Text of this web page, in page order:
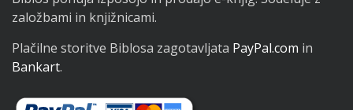
založbami in knjižnicami.
Plačilne storitve Biblosa zagotavljata PayPal.com in
Bankart.